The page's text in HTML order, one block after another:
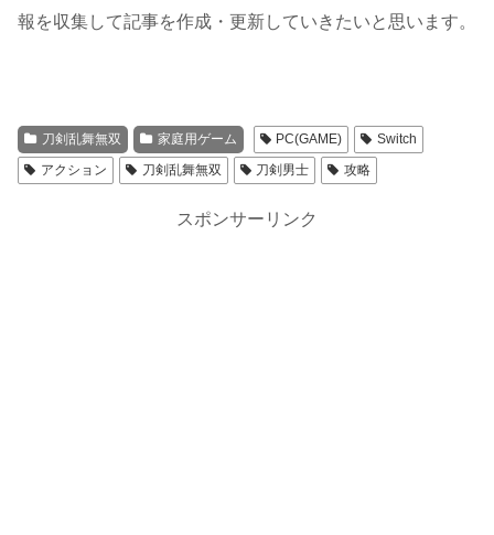
報を収集して記事を作成・更新していきたいと思います。
刀剣乱舞無双 家庭用ゲーム PC(GAME)
Switch
アクション
刀剣乱舞無双 刀剣男士 攻略
スポンサーリンク